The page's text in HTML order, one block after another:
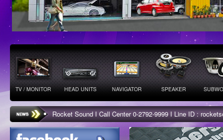
TV / MONITOR HEAD UNITS NAVIGATOR SPEAKER
Rocket Sound I Call Center 0-2792-9999 I Line ID :